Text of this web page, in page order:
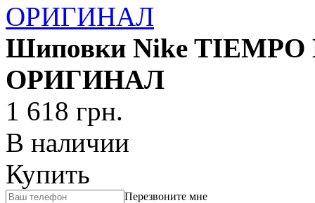
Шиповки Nike TIEMPO
ОРИГИНАЛ
1 618 грн.
В наличии
Купить
Перезвоните мне